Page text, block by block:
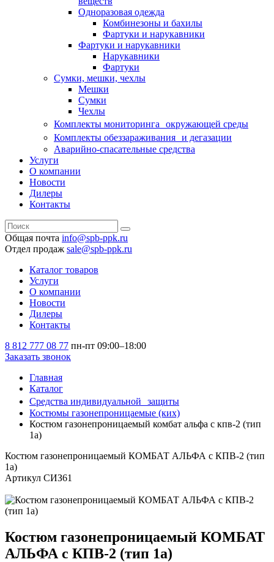
Одноразовая одежда
Комбинезоны и бахилы
Фартуки и нарукавники
Фартуки и нарукавники
Нарукавники
Фартуки
Сумки, мешки, чехлы
Мешки
Сумки
Чехлы
Комплекты мониторинга окружающей среды
Комплекты обеззараживания и дегазации
Аварийно-спасательные средства
Услуги
О компании
Новости
Дилеры
Контакты
Общая почта info@spb-ppk.ru
Отдел продаж sale@spb-ppk.ru
Каталог товаров
Услуги
О компании
Новости
Дилеры
Контакты
8 812 777 08 77 пн-пт 09:00–18:00
Заказать звонок
Главная
Каталог
Средства индивидуальной защиты
Костюмы газонепроницаемые (ких)
Костюм газонепроницаемый комбат альфа с кпв-2 (тип
1a)
Костюм газонепроницаемый КОМБАТ АЛЬФА с КПВ-2 (тип
1a)
Артикул СИЗ61
Костюм газонепроницаемый КОМБАТ
АЛЬФА с КПВ-2 (тип 1a)